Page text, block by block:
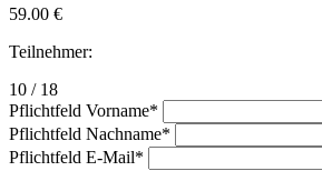
59.00 €
Teilnehmer:
10 / 18
Pflichtfeld Vorname*
Pflichtfeld Nachname*
Pflichtfeld E-Mail*